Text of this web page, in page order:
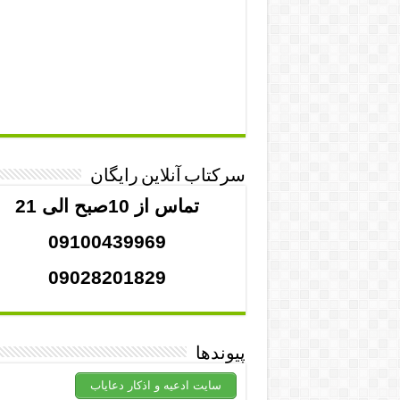
سرکتاب آنلاین رایگان
تماس از 10صبح الی 21
09100439969
09028201829
پیوندها
سایت ادعیه و اذکار دعایاب